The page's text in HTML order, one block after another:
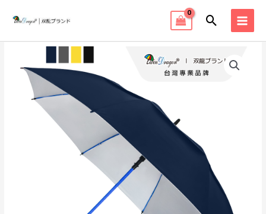
搜
尋